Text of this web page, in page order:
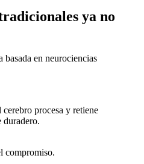
ya no
en neurociencias
procesa y retiene
duradero.
compromiso.